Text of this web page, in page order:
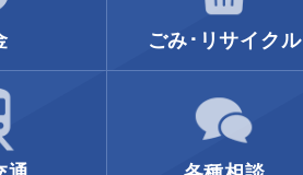
ごみ･リサイクル